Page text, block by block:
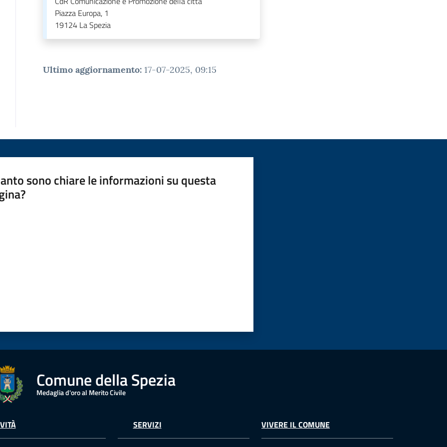
Piazza Europa, 1
19124 La Spezia
Ultimo aggiornamento: 17-07-2025, 09:15
sono chiare le informazioni su questa
Comune della Spezia
Medaglia d'oro al Merito Civile
SERVIZI VIVERE IL COMUNE